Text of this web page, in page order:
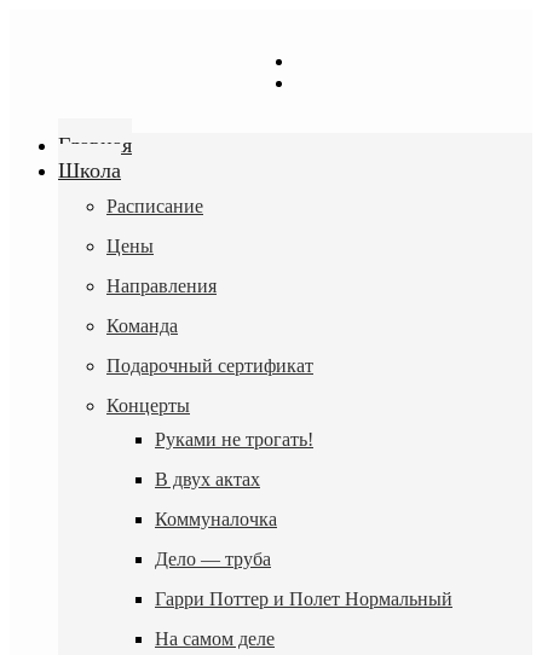
Главная
Школа
Расписание
Цены
Направления
Команда
Подарочный сертификат
Концерты
Руками не трогать!
В двух актах
Коммуналочка
Дело — труба
Гарри Поттер и Полет Нормальный
На самом деле